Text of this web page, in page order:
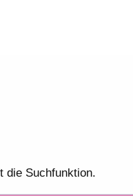
die Suchfunktion.